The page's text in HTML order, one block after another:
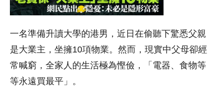
一名準備升讀大學的港男，近日在偷聽下驚悉父親
是大業主，坐擁10項物業。然而，現實中父母卻經
常喊窮，全家人的生活極為慳儉，「電器、食物等
等永遠買最平」。